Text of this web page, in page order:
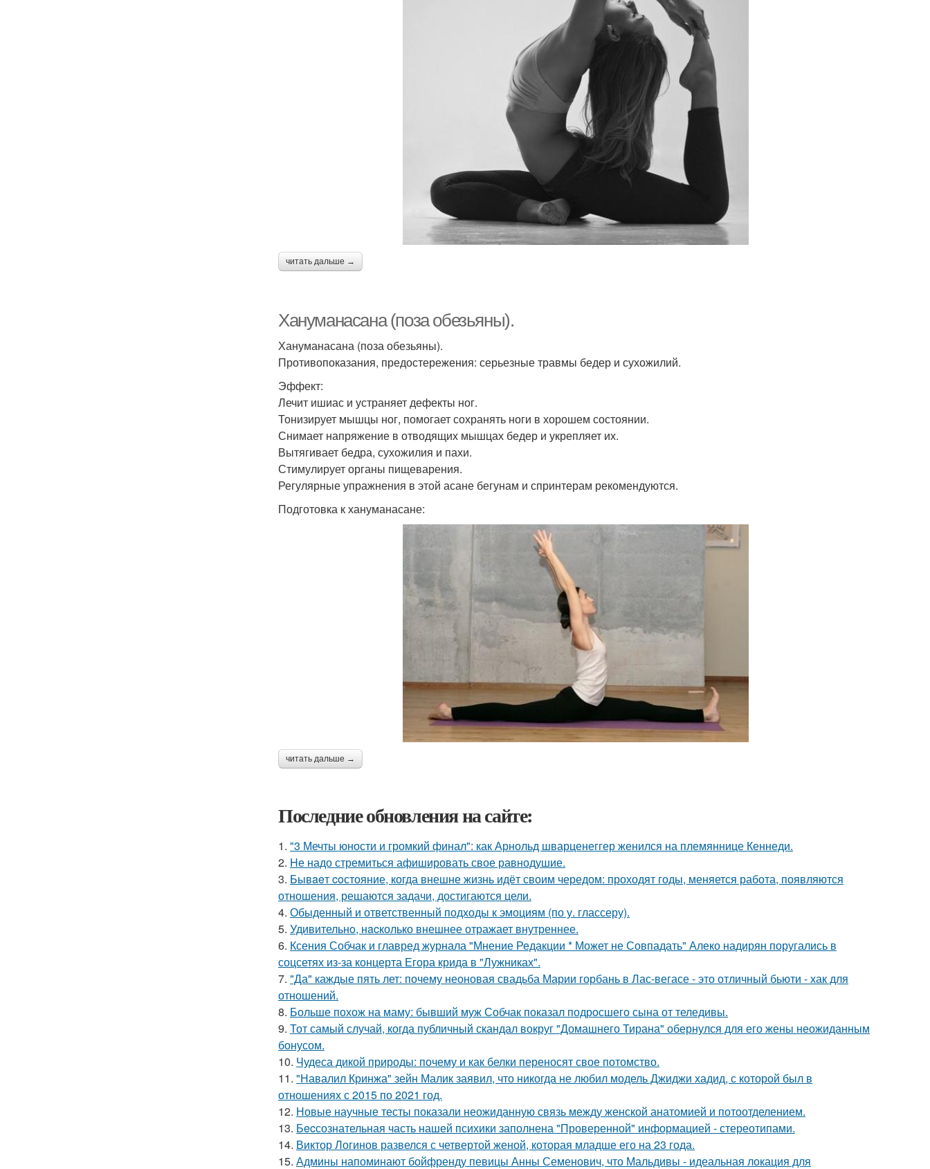
читать дальше →
Хануманасана (поза обезьяны).
Хануманасана (поза обезьяны).
Противопоказания, предостережения: серьезные травмы бедер и сухожилий.
Эффект:
Лечит ишиас и устраняет дефекты ног.
Тонизирует мышцы ног, помогает сохранять ноги в хорошем состоянии.
Снимает напряжение в отводящих мышцах бедер и укрепляет их.
Вытягивает бедра, сухожилия и пахи.
Стимулирует органы пищеварения.
Регулярные упражнения в этой асане бегунам и спринтерам рекомендуются.
Подготовка к хануманасане:
читать дальше →
Последние обновления на сайте:
1. "3 Мечты юности и громкий финал": как Арнольд шварценеггер женился на племяннице Кеннеди.
2. Hе надо стремиться афишировать свое равнодушие.
3. Бывaeт coстояние, когда внешне жизнь идёт своим чередом: проходят годы, меняется работа, появляются
отношения, решаются задачи, достигаются цели.
4. Обыденный и ответственный подходы к эмоциям (по у. глассеру).
5. Удивительнo, нacколько внешнее отражает внутреннее.
6. Ксения Собчак и главред журнала "Мнение Редакции * Может не Совпадать" Алеко надирян поругались в
соцсетях из-за концерта Егора крида в "Лужниках".
7. "Да" каждые пять лет: почему неоновая свадьба Марии горбань в Лас-вегасе - это отличный бьюти - хак для
отношений.
8. Больше похож на маму: бывший муж Собчак показал подросшего сына от теледивы.
9. Тот самый случай, когда публичный скандал вокруг "Домашнего Тирана" обернулся для его жены неожиданным
бонусом.
10. Чудеса дикой природы: почему и как белки переносят свое потомство.
11. "Навалил Кринжа" зейн Малик заявил, что никогда не любил модель Джиджи хадид, с которой был в
отношениях с 2015 по 2021 год.
12. Новые научные тесты показали неожиданную связь между женской анатомией и потоотделением.
13. Бecсознательная часть нашей психики заполнена "Проверенной" информацией - стереотипами.
14. Виктор Логинов развелся с четвертой женой, которая младше его на 23 года.
15. Админы напоминают бойфренду певицы Анны Семенович, что Мальдивы - идеальная локация для